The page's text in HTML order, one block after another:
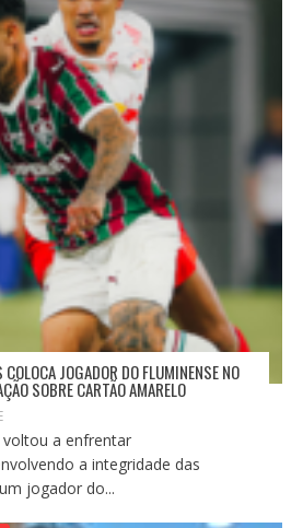
JOGADOR DO FLUMINENSE NO
SOBRE CARTÃO AMARELO
a enfrentar
a integridade das
jogador do...